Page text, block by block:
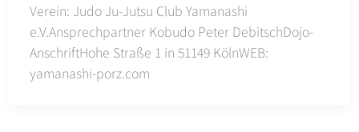
Verein: Judo Ju-Jutsu Club Yamanashi
e.V.Ansprechpartner Kobudo Peter DebitschDojo-
AnschriftHohe Straße 1 in 51149 KölnWEB:
yamanashi-porz.com